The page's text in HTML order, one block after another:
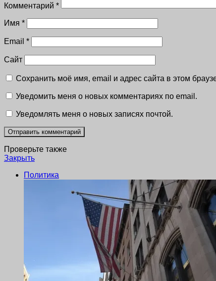
Комментарий *
Имя *
Email *
Сайт
Сохранить моё имя, email и адрес сайта в этом
Уведомить меня о новых комментариях по email.
Уведомлять меня о новых записях почтой.
Проверьте также
Закрыть
Политика